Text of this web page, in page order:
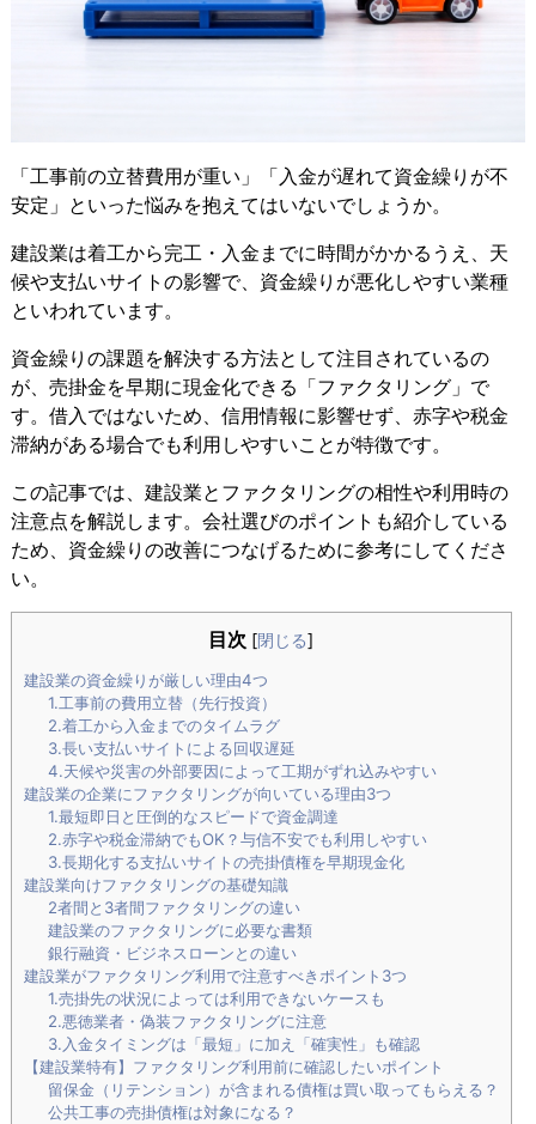
「工事前の立替費用が重い」「入金が遅れて資金繰りが不
安定」といった悩みを抱えてはいないでしょうか。
建設業は着工から完工・入金までに時間がかかるうえ、天
候や支払いサイトの影響で、資金繰りが悪化しやすい業種
といわれています。
資金繰りの課題を解決する方法として注目されているの
が、売掛金を早期に現金化できる「ファクタリング」で
す。借入ではないため、信用情報に影響せず、赤字や税金
滞納がある場合でも利用しやすいことが特徴です。
この記事では、建設業とファクタリングの相性や利用時の
注意点を解説します。会社選びのポイントも紹介している
ため、資金繰りの改善につなげるために参考にしてくださ
い。
目次 [閉じる]
建設業の資金繰りが厳しい理由4つ
1.工事前の費用立替（先行投資）
2.着工から入金までのタイムラグ
3.長い支払いサイトによる回収遅延
4.天候や災害の外部要因によって工期がずれ込みやすい
建設業の企業にファクタリングが向いている理由3つ
1.最短即日と圧倒的なスピードで資金調達
2.赤字や税金滞納でもOK？与信不安でも利用しやすい
3.長期化する支払いサイトの売掛債権を早期現金化
建設業向けファクタリングの基礎知識
2者間と3者間ファクタリングの違い
建設業のファクタリングに必要な書類
銀行融資・ビジネスローンとの違い
建設業がファクタリング利用で注意すべきポイント3つ
1.売掛先の状況によっては利用できないケースも
2.悪徳業者・偽装ファクタリングに注意
3.入金タイミングは「最短」に加え「確実性」も確認
【建設業特有】ファクタリング利用前に確認したいポイント
留保金（リテンション）が含まれる債権は買い取ってもらえる？
公共工事の売掛債権は対象になる？